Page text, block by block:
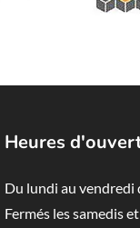
Heures
Du lundi au vendredi
Fermés les samedis